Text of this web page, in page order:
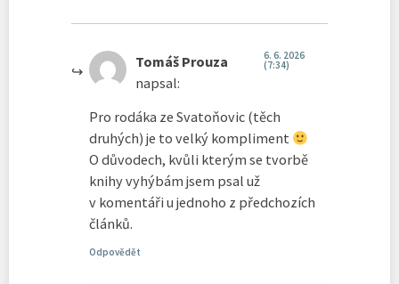
Tomáš Prouza
napsal:
6. 6. 2026
(7:34)
Pro rodáka ze Svatoňovic (těch
druhých) je to velký kompliment
O důvodech, kvůli kterým se tvorbě
knihy vyhýbám jsem psal už
v komentáři u jednoho z předchozích
článků.
Odpovědět